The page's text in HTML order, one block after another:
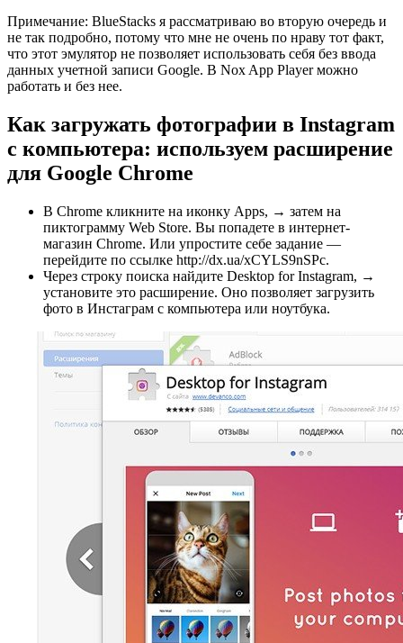
Примечание: BlueStacks я рассматриваю во вторую очередь и
не так подробно, потому что мне не очень по нраву тот факт,
что этот эмулятор не позволяет использовать себя без ввода
данных учетной записи Google. В Nox App Player можно
работать и без нее.
Как загружать фотографии в Instagram
с компьютера: используем расширение
для Google Chrome
В Chrome кликните на иконку Apps, → затем на
пиктограмму Web Store. Вы попадете в интернет-
магазин Chrome. Или упростите себе задание —
перейдите по ссылке http://dx.ua/xCYLS9nSPc.
Через строку поиска найдите Desktop for Instagram, →
установите это расширение. Оно позволяет загрузить
фото в Инстаграм с компьютера или ноутбука.